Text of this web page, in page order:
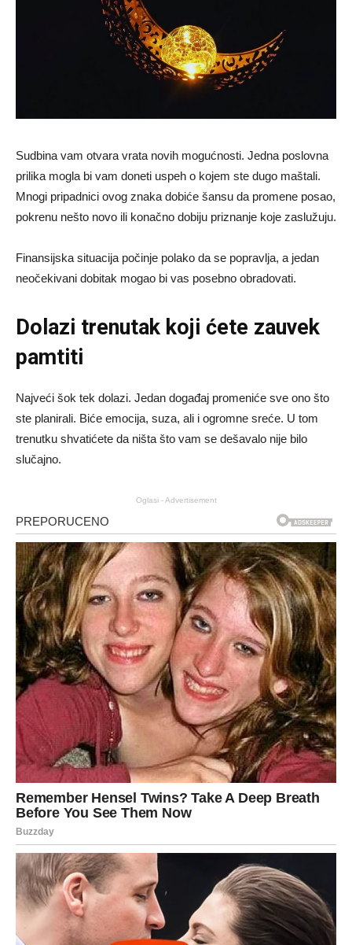
Sudbina vam otvara vrata novih mogućnosti. Jedna poslovna
prilika mogla bi vam doneti uspeh o kojem ste dugo maštali.
Mnogi pripadnici ovog znaka dobiće šansu da promene posao,
pokrenu nešto novo ili konačno dobiju priznanje koje zaslužuju.
Finansijska situacija počinje polako da se popravlja, a jedan
neočekivani dobitak mogao bi vas posebno obradovati.
Dolazi trenutak koji ćete zauvek
pamtiti
Najveći šok tek dolazi. Jedan događaj promeniće sve ono što
ste planirali. Biće emocija, suza, ali i ogromne sreće. U tom
trenutku shvatićete da ništa što vam se dešavalo nije bilo
slučajno.
Oglasi - Advertisement